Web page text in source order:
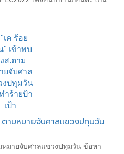
ามหมายจับศาลแขวงปทุมวัน
หมายจับศาลแขวงปทุมวัน ข้อหา